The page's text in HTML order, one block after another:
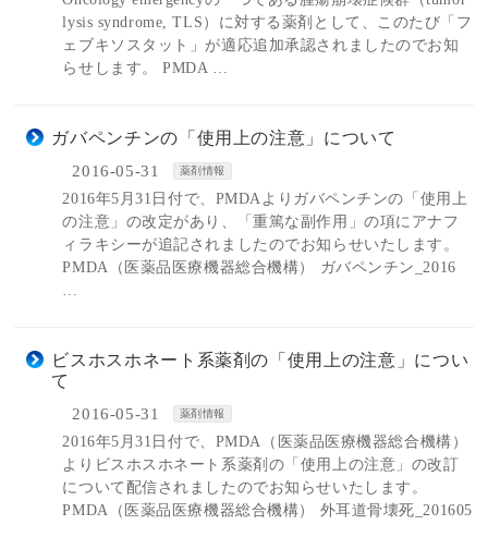
lysis syndrome, TLS）に対する薬剤として、このたび「フ
ェブキソスタット」が適応追加承認されましたのでお知
らせします。 PMDA …
ガバペンチンの「使用上の注意」について
2016-05-31 薬剤情報
2016年5月31日付で、PMDAよりガバペンチンの「使用上
の注意」の改定があり、「重篤な副作用」の項にアナフ
ィラキシーが追記されましたのでお知らせいたします。
PMDA（医薬品医療機器総合機構） ガバペンチン_2016
…
ビスホスホネート系薬剤の「使用上の注意」につい
て
2016-05-31 薬剤情報
2016年5月31日付で、PMDA（医薬品医療機器総合機構）
よりビスホスホネート系薬剤の「使用上の注意」の改訂
について配信されましたのでお知らせいたします。
PMDA（医薬品医療機器総合機構） 外耳道骨壊死_201605